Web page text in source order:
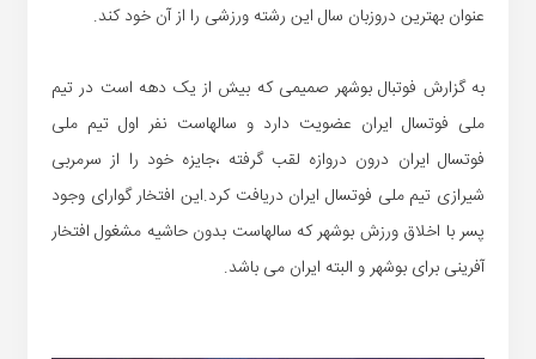
عنوان بهترین دروزبان سال این رشته ورزشی را از آن خود کند.
به گزارش فوتبال بوشهر صمیمی که بیش از یک دهه است در تیم
ملی فوتسال ایران عضویت دارد و سالهاست نفر اول تیم ملی
فوتسال ایران درون دروازه لقب گرفته ،جایزه خود را از سرمربی
شیرازی تیم ملی فوتسال ایران دریافت کرد.این افتخار گوارای وجود
پسر با اخلاق ورزش بوشهر که سالهاست بدون حاشیه مشغول افتخار
آفرینی برای بوشهر و البته ایران می باشد.